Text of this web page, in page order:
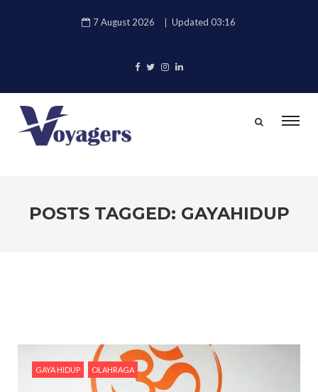
7 August 2026 Updated 03:16
POSTS TAGGED: GAYAHIDUP
GAYA HIDUP OLAHRAGA